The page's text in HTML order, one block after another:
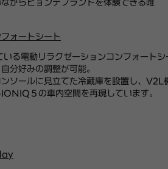
がらヒョンデブランドを体験できる唯
ォートシート
る電動リラクゼーションコンフォートシ
分好みの調整が可能。
ソールに見立てた冷蔵庫を設置し、V2L
５の車内空間を再現しています。